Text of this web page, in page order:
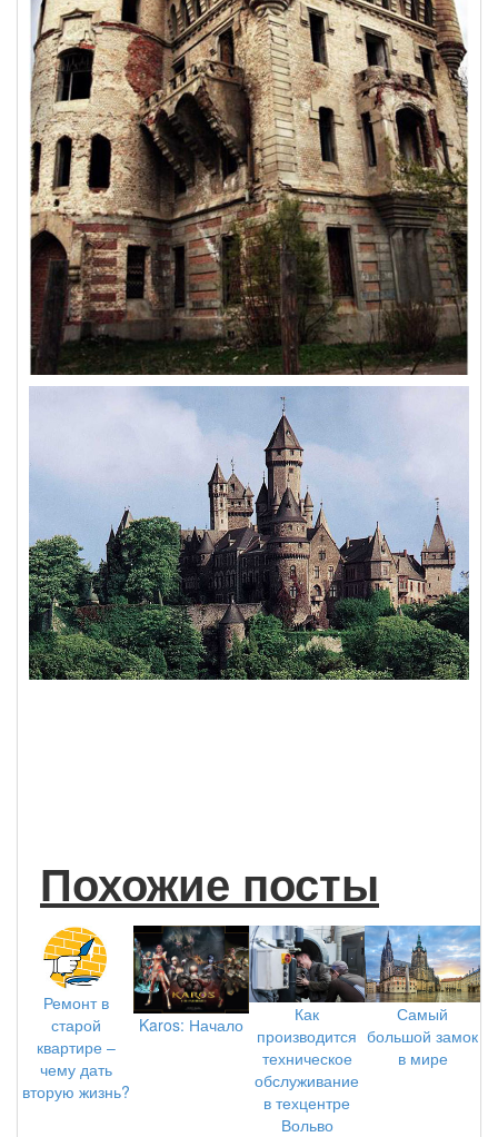
Похожие посты
Ремонт в
старой
квартире –
чему дать
вторую жизнь?
Karos: Начало
Как
производится
техническое
обслуживание
в техцентре
Вольво
Самый
большой замок
в мире